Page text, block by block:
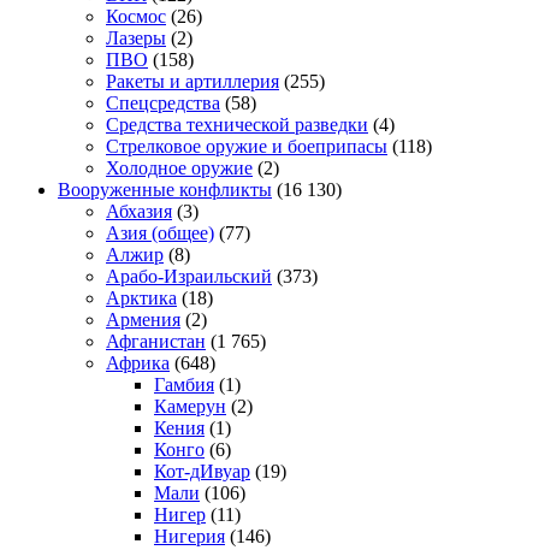
Космос (26)
Лазеры (2)
ПВО (158)
Ракеты и артиллерия (255)
Спецсредства (58)
Средства технической разведки (4)
Стрелковое оружие и боеприпасы (118)
Холодное оружие (2)
Вооруженные конфликты (16 130)
Абхазия (3)
Азия (общее) (77)
Алжир (8)
Арабо-Израильский (373)
Арктика (18)
Армения (2)
Афганистан (1 765)
Африка (648)
Гамбия (1)
Камерун (2)
Кения (1)
Конго (6)
Кот-дИвуар (19)
Мали (106)
Нигер (11)
Нигерия (146)